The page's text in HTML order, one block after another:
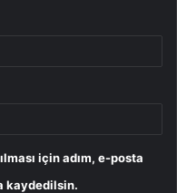
için adım, e-posta
kaydedilsin.